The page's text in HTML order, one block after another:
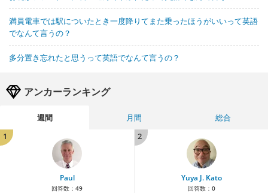
満員電車では駅についたとき一度降りてまた乗ったほうがいいって英語
でなんて言うの？
多分置き忘れたと思うって英語でなんて言うの？
アンカーランキング
週間 月間
総合
1
Paul
回答数： 49
2
Yuya J. Kato
回答数： 0